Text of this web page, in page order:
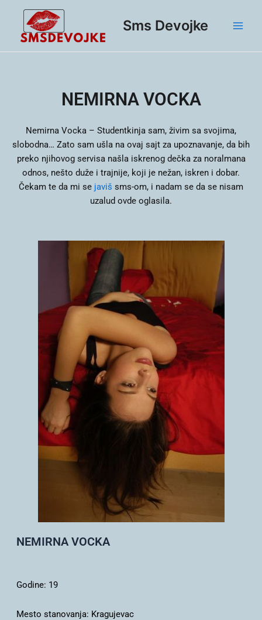
content
Sms Devojke
NEMIRNA VOCKA
Nemirna Vocka – Studentkinja sam, živim sa svojima,
slobodna… Zato sam ušla na ovaj sajt za upoznavanje, da bih
preko njihovog servisa našla iskrenog dečka za noralmana
odnos, nešto duže i trajnije, koji je nežan, iskren i dobar.
Čekam te da mi se javiš sms-om, i nadam se da se nisam
uzalud ovde oglasila.
NEMIRNA VOCKA
Godine: 19
Mesto stanovanja: Kragujevac